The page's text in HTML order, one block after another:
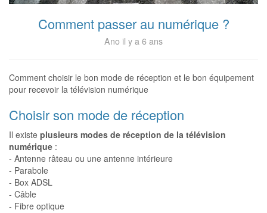
Comment passer au numérique ?
Ano il y a 6 ans
Comment choisir le bon mode de réception et le bon équipement
pour recevoir la télévision numérique
Choisir son mode de réception
Il existe plusieurs modes de réception de la télévision
numérique :
- Antenne râteau ou une antenne intérieure
- Parabole
- Box ADSL
- Câble
- Fibre optique